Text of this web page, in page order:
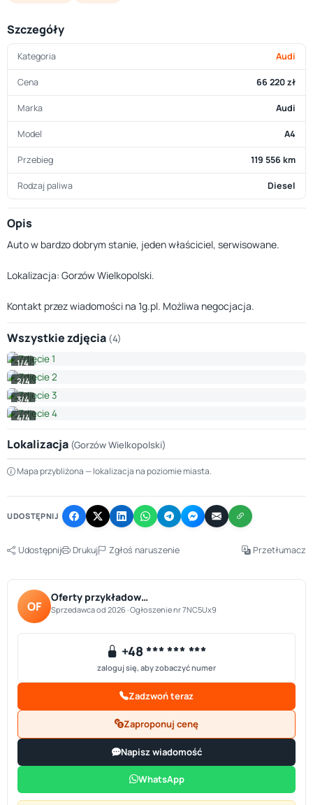
Szczegóły
Kategoria Audi
Cena 66 220 zł
Marka Audi
Model A4
Przebieg 119 556 km
Rodzaj paliwa Diesel
Opis
Auto w bardzo dobrym stanie, jeden właściciel, serwisowane.
Lokalizacja: Gorzów Wielkopolski.
Kontakt przez wiadomości na 1g.pl. Możliwa negocjacja.
Wszystkie zdjęcia (4)
1/4
2/4
3/4
4/4
Lokalizacja (Gorzów Wielkopolski)
+
−
Mapa przybliżona — lokalizacja na poziomie miasta.
UDOSTĘPNIJ
Udostępnij Drukuj Zgłoś naruszenie Przetłumacz
OF
Oferty przykładow…
Sprzedawca od 2026 · Ogłoszenie nr 7NC5Ux9
+48 *** *** ***
zaloguj się, aby zobaczyć numer
Zadzwoń teraz
Zaproponuj cenę
Napisz wiadomość
WhatsApp